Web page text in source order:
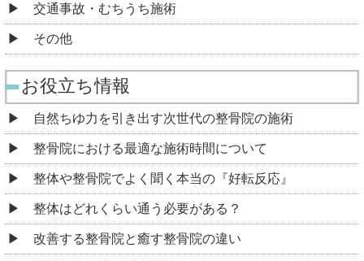
交通事故・むちうち施術
その他
お役立ち情報
自然ちゆ力を引き出す次世代の整骨院の施術
整骨院における最適な施術時間について
整体や整骨院でよく聞く本当の『好転反応』
整体はどれくらい通う必要がある？
改善する整骨院と癒す整骨院の違い